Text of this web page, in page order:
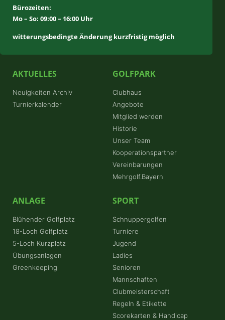
Bürozeiten:
Mo – So: 09:00 – 16:00 Uhr
witterungsbedingte Änderung kurzfristig möglich
AKTUELLES
Neuigkeiten Archiv
Turnierkalender
GOLFPARK
Clubhaus
Angebote
Mitglied werden
Historie
Unser Team
Kooperationspartner
Vereinbarungen
Mehrgolf.Bayern
ANLAGE
Blühender Golfplatz
18-Loch Golfplatz
5-Loch Kurzplatz
Übungsanlagen
Greenkeeping
SPORT
Schnuppergolfen
Turniere
Jugend
Ladies
Senioren
Mannschaften
Clubmeisterschaft
Regeln & Etikette
Scorekarten & Handicap